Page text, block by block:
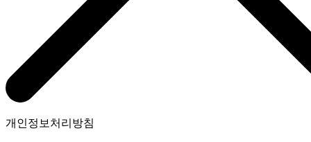
개인정보처리방침